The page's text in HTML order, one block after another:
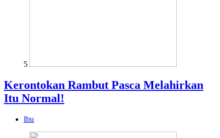
5
Kerontokan Rambut Pasca Melahirkan
Itu Normal!
Ibu